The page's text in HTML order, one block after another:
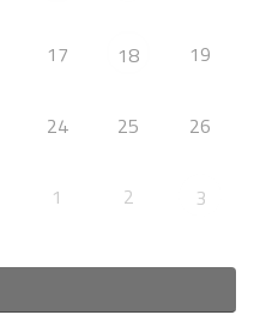
17 18 19
24 25 26
1 2 3